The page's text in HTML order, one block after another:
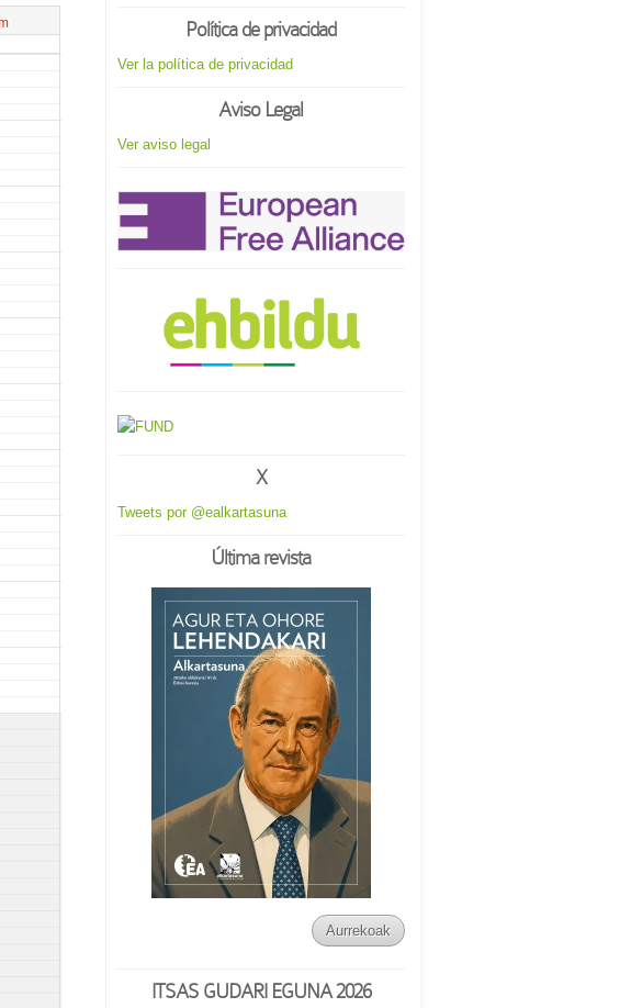
Política de privacidad
Ver la política de privacidad
Aviso Legal
Ver aviso legal
X
Tweets por @ealkartasuna
Última revista
Aurrekoak
ITSAS GUDARI EGUNA 2026